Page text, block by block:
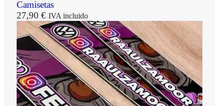
Camisetas
27,90 € IVA incluido